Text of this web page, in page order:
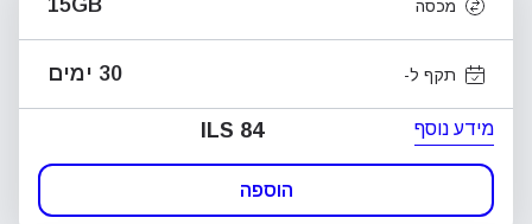
מכסה 15GB
תקף ל- 30 ימים
מידע נוסף ILS 84
הוספה